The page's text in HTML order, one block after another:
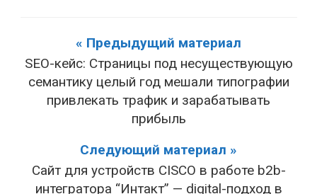
« Предыдущий материал
SEO-кейс: Cтраницы под несуществующую
семантику целый год мешали типографии
привлекать трафик и зарабатывать
прибыль
Следующий материал »
Сайт для устройств CISCO в работе b2b-
интегратора “Интакт” — digital-подход в